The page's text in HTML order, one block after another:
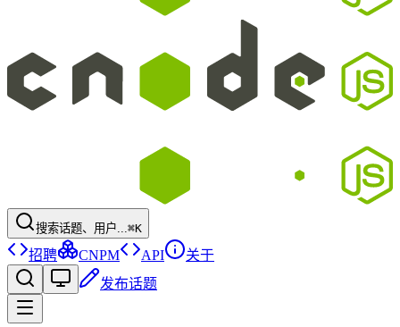
搜索话题、用户...⌘K
招聘 CNPM API
关于
发布话题